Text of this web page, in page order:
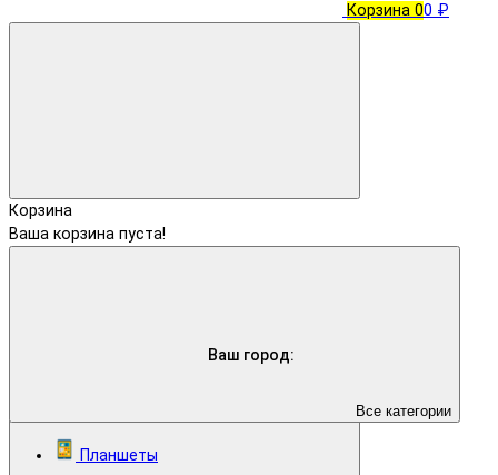
Ваш город:
Корзина 00 ₽
Корзина
Ваша корзина пуста!
Все категории
Планшеты